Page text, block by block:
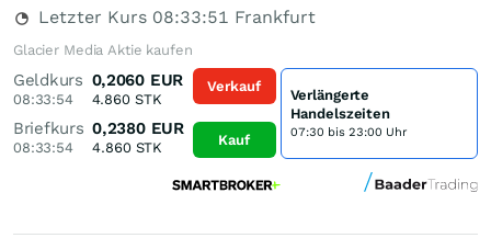
Letzter Kurs 08:33:51 Frankfurt
Glacier Media Aktie kaufen
Geldkurs
08:33:54
0,2060 EUR
4.860STK
Briefkurs
08:33:54
0,2380 EUR
4.860STK
Verkauf
Kauf
Verlängerte
Handelszeiten
07:30 bis 23:00 Uhr